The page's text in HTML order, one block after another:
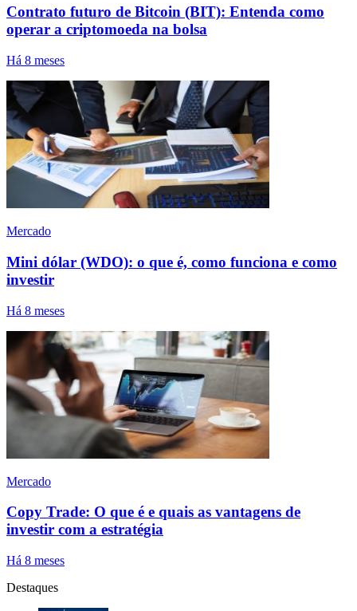
Contrato futuro de Bitcoin (BIT): Entenda como
operar a criptomoeda na bolsa
Há 8 meses
Mercado
Mini dólar (WDO): o que é, como funciona e como
investir
Há 8 meses
Mercado
Copy Trade: O que é e quais as vantagens de
investir com a estratégia
Há 8 meses
Destaques